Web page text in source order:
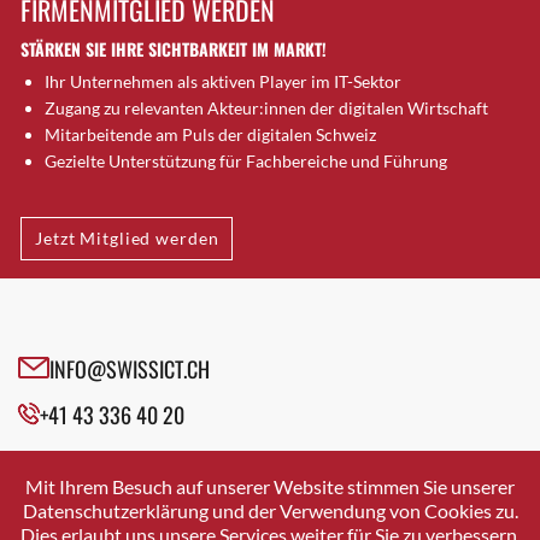
Brütten
Bubendorf
Bubikon
Buchs (SG)
Burgdorf
Bülach
Cazis
Cham
Davos Platz
Davos Platz 1
Dietikon
Dietlikon
FIRMENMITGLIED WERDEN
STÄRKEN SIE IHRE SICHTBARKEIT IM MARKT!
Ihr Unternehmen als aktiven Player im IT-Sektor
Zugang zu relevanten Akteur:innen der digitalen Wirtschaft
Mitarbeitende am Puls der digitalen Schweiz
Gezielte Unterstützung für Fachbereiche und Führung
Jetzt Mitglied werden
INFO@SWISSICT.CH
+41 43 336 40 20
SWISSICT
VULKANSTRASSE 120
8048 ZURICH
Mit Ihrem Besuch auf unserer Website stimmen Sie unserer
Datenschutzerklärung und der Verwendung von Cookies zu.
Dies erlaubt uns unsere Services weiter für Sie zu verbessern.